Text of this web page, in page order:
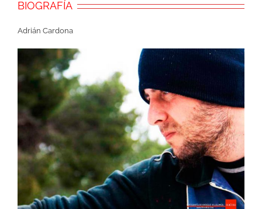
BIOGRAFÍA
Adrián Cardona